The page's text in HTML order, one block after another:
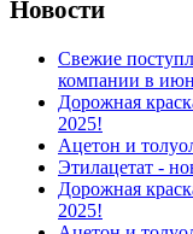
Новости
Свежие
компании в
Дорожная
2025!
Ацетон и
Этилацетат -
Дорожная
2025!